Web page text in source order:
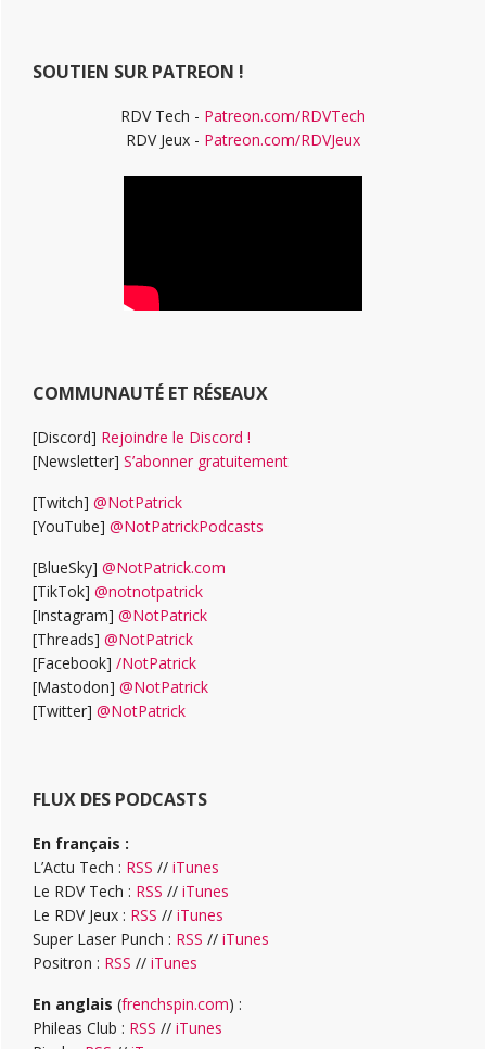
SOUTIEN SUR PATREON !
RDV Tech - Patreon.com/RDVTech
RDV Jeux - Patreon.com/RDVJeux
COMMUNAUTÉ ET RÉSEAUX
[Discord] Rejoindre le Discord !
[Newsletter] S’abonner gratuitement
[Twitch] @NotPatrick
[YouTube] @NotPatrickPodcasts
[BlueSky] @NotPatrick.com
[TikTok] @notnotpatrick
[Instagram] @NotPatrick
[Threads] @NotPatrick
[Facebook] /NotPatrick
[Mastodon] @NotPatrick
[Twitter] @NotPatrick
FLUX DES PODCASTS
En français :
L’Actu Tech : RSS // iTunes
Le RDV Tech : RSS // iTunes
Le RDV Jeux : RSS // iTunes
Super Laser Punch : RSS // iTunes
Positron : RSS // iTunes
En anglais (frenchspin.com) :
Phileas Club : RSS // iTunes